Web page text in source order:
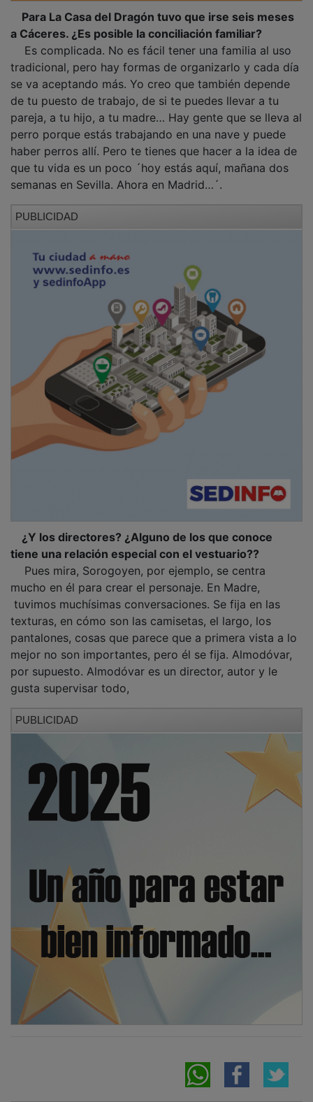
a Cáceres. ¿Es posible la conciliación familiar?
Es complicada. No es fácil tener una familia al uso
tradicional, pero hay formas de organizarlo y cada día
se va aceptando más. Yo creo que también depende
de tu puesto de trabajo, de si te puedes llevar a tu
pareja, a tu hijo, a tu madre… Hay gente que se lleva al
perro porque estás trabajando en una nave y puede
haber perros allí. Pero te tienes que hacer a la idea de
que tu vida es un poco ´hoy estás aquí, mañana dos
semanas en Sevilla. Ahora en Madrid…´.
tiene una relación especial con el vestuario??
Pues mira, Sorogoyen, por ejemplo, se centra
mucho en él para crear el personaje. En Madre,
tuvimos muchísimas conversaciones. Se fija en las
texturas, en cómo son las camisetas, el largo, los
pantalones, cosas que parece que a primera vista a lo
mejor no son importantes, pero él se fija. Almodóvar,
por supuesto. Almodóvar es un director, autor y le
gusta supervisar todo,